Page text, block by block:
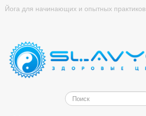
Йога для начинающих и опытных практиков